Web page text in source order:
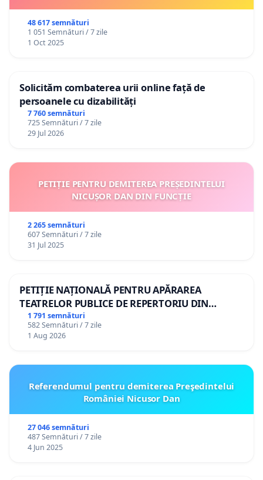
48 617 semnături
1 051 Semnături / 7 zile
1 Oct 2025
Solicităm combaterea urii online față de
persoanele cu dizabilități
7 760 semnături
725 Semnături / 7 zile
29 Jul 2026
PETIȚIE PENTRU DEMITEREA PREȘEDINTELUI
NICUȘOR DAN DIN FUNCȚIE
2 265 semnături
607 Semnături / 7 zile
31 Jul 2025
PETIȚIE NAȚIONALĂ PENTRU APĂRAREA
TEATRELOR PUBLICE DE REPERTORIU DIN
ROMÂNIA
1 791 semnături
582 Semnături / 7 zile
1 Aug 2026
Referendumul pentru demiterea Preşedintelui
României Nicusor Dan
27 046 semnături
487 Semnături / 7 zile
4 Jun 2025